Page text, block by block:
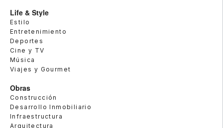
Life & Style
Estilo
Entretenimiento
Deportes
Cine y TV
Música
Viajes y Gourmet
Obras
Construcción
Desarrollo Inmobiliario
Infraestructura
Arquitectura